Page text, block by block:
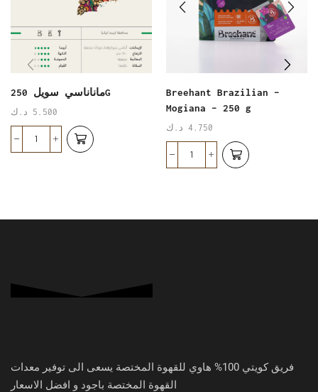
ماناناسي سويل 250G
5.500 د.ك
Breehant Brazilian –
Mogiana – 250 g
4.750 د.ك
فريق كويتي 100% هاوي للقهوة المختصة يسعى الى توفير معدات
القهوة المختصة باجود و افضل الاسعار